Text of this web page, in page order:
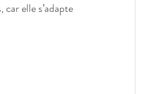
elle s’adapte